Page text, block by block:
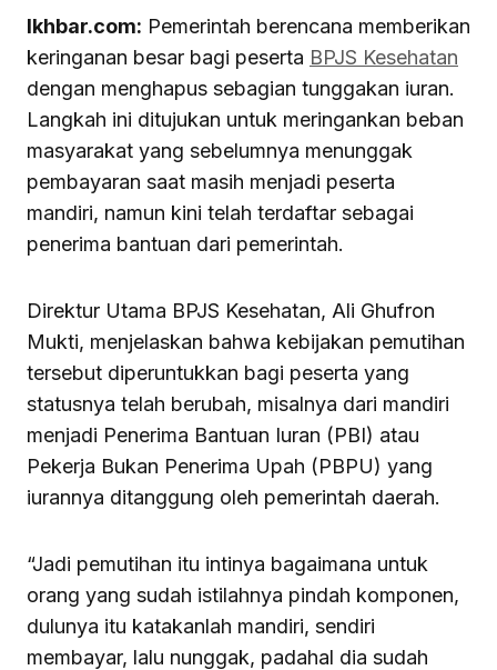
Ikhbar.com: Pemerintah berencana memberikan
keringanan besar bagi peserta BPJS Kesehatan
dengan menghapus sebagian tunggakan iuran.
Langkah ini ditujukan untuk meringankan beban
masyarakat yang sebelumnya menunggak
pembayaran saat masih menjadi peserta
mandiri, namun kini telah terdaftar sebagai
penerima bantuan dari pemerintah.
Direktur Utama BPJS Kesehatan, Ali Ghufron
Mukti, menjelaskan bahwa kebijakan pemutihan
tersebut diperuntukkan bagi peserta yang
statusnya telah berubah, misalnya dari mandiri
menjadi Penerima Bantuan Iuran (PBI) atau
Pekerja Bukan Penerima Upah (PBPU) yang
iurannya ditanggung oleh pemerintah daerah.
“Jadi pemutihan itu intinya bagaimana untuk
orang yang sudah istilahnya pindah komponen,
dulunya itu katakanlah mandiri, sendiri
membayar, lalu nunggak, padahal dia sudah